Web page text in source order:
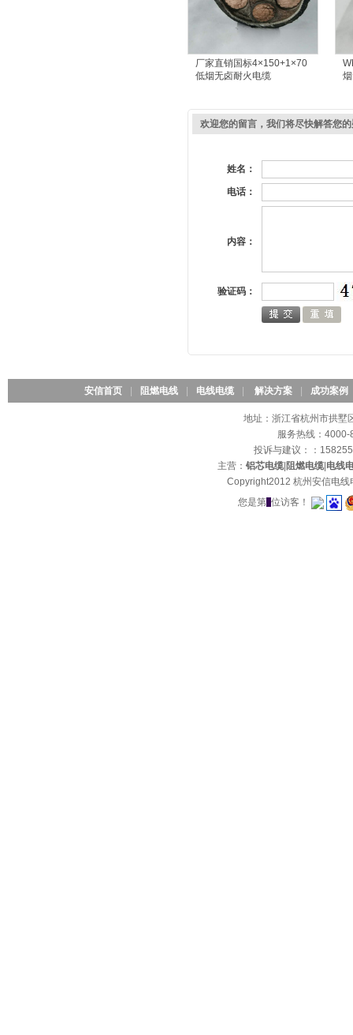
厂家直销国标4×150+1×70
低烟无卤耐火电缆
欢迎您的留言，我们将尽快解答您
姓名：
电话：
内容：
验证码：
安信首页 阻燃电线 电线电缆 解决方案 成功案例
地址：浙江省杭州市拱
服务热线：
投诉与建议：：
主营： 铝芯电缆 阻燃电缆 电线
Copyright2012 杭州安信电
您是第 位访客！